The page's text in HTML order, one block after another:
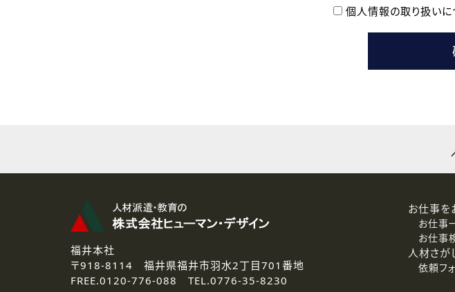
本登録に関するご連絡および本登録時の参考情報として利
なお、ご連絡手段は、電話・Ｅメールのいずれかの方法といた
3.個人情報の取り扱いの委託
弊社の定める個人情報保護の評価基準を満たした委託先に、個
4.個人情報の開示等について
ご提供いただいた個人情報の開示等（利用目的の通知、開示、
個人情報の取り扱いに
福井本社
〒918-8114 福井県福井市羽水2丁目701番地
FREE.0120-776-088 TEL.0776-35-8230
お仕事を
お仕事
お仕事
人材さが
依頼フ